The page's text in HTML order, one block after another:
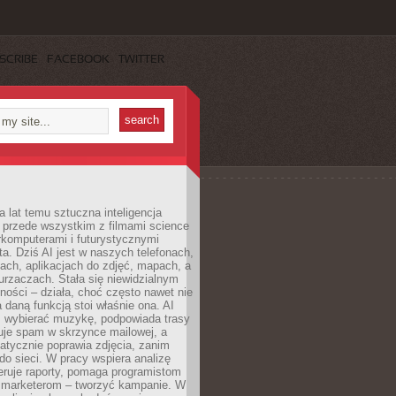
FACEBOOK TWITTER
lat temu sztuczna inteligencja
przede wszystkim z filmami science
i futurystycznymi
Dziś AI jest w naszych telefonach,
aplikacjach do zdjęć, mapach, a
Stała się niewidzialnym
– działa, choć często nawet nie
funkcją stoi właśnie ona. AI
wybierać muzykę, podpowiada trasy
spam w skrzynce mailowej, a
poprawia zdjęcia, zanim
sieci. W pracy wspiera analizę
raporty, pomaga programistom
– tworzyć kampanie. W